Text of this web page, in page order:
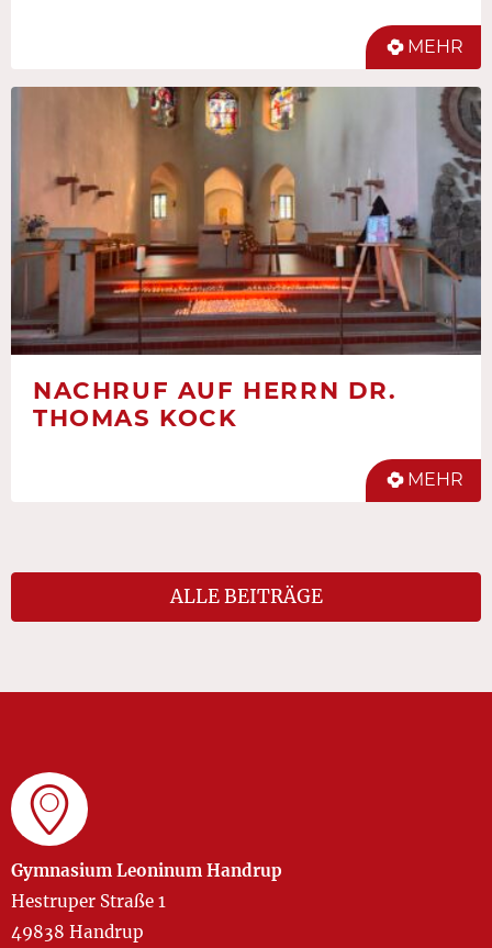
MEHR
NACHRUF AUF HERRN DR.
THOMAS KOCK
MEHR
ALLE BEITRÄGE
Gymnasium Leoninum Handrup
Hestruper Straße 1
49838 Handrup